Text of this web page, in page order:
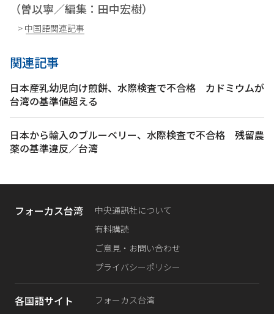
（曽以寧／編集：田中宏樹）
> 中国語関連記事
関連記事
日本産乳幼児向け煎餅、水際検査で不合格 カドミウムが
台湾の基準値超える
日本から輸入のブルーベリー、水際検査で不合格 残留農
薬の基準違反／台湾
フォーカス台湾
中央通訊社について
有料購読
ご意見・お問い合わせ
プライバシーポリシー
各国語サイト
フォーカス台湾